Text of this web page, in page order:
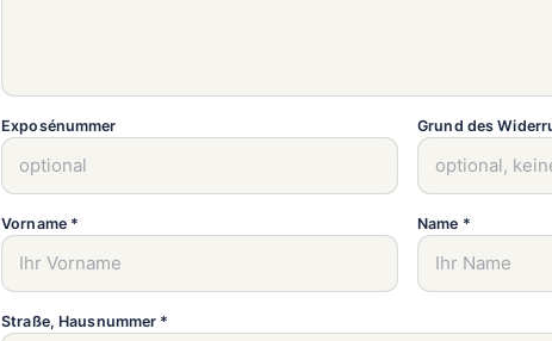
Exposénummer Grund des
Vorname * Name *
Straße, Hausnummer *